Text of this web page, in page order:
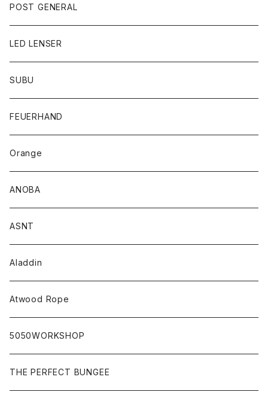
POST GENERAL
LED LENSER
SUBU
FEUERHAND
Orange
ANOBA
ASNT
Aladdin
Atwood Rope
5050WORKSHOP
THE PERFECT BUNGEE